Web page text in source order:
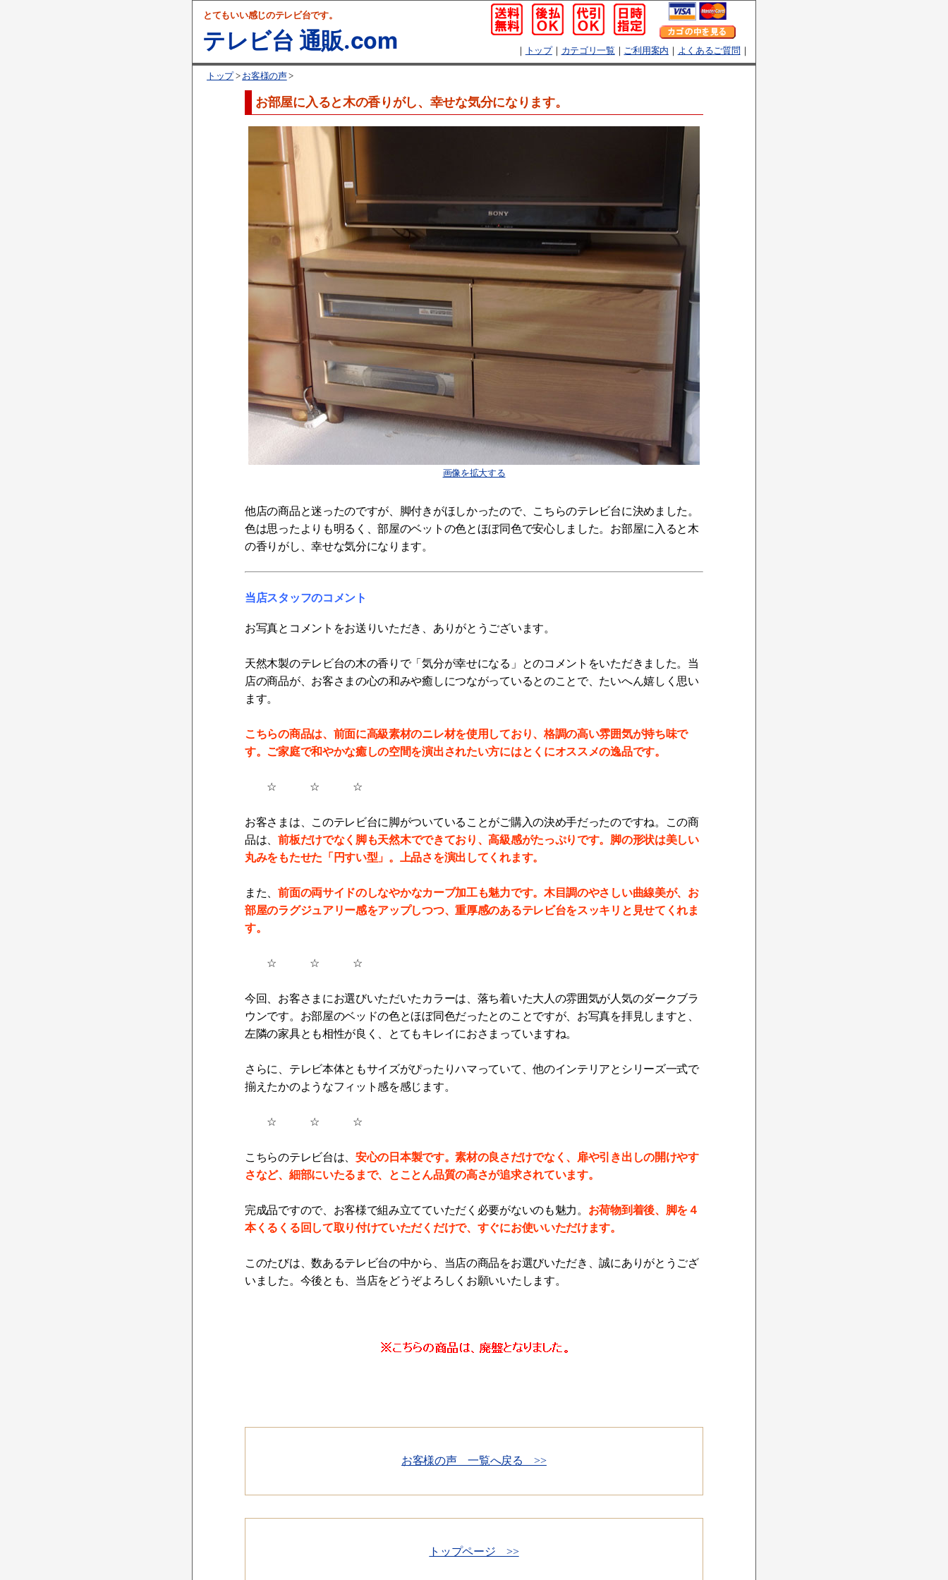
とてもいい感じのテレビ台です。
テレビ台 通販.com ｜ トップ｜ カテゴリ一覧 ｜ ご利用案内 ｜ よくあるご質問 ｜
トップ> お客様の声>
お部屋に入ると木の香りがし、幸せな気分になります。
画像を拡大する
他店の商品と迷ったのですが、脚付きがほしかったので、こちらのテレビ台に決めました。
色は思ったよりも明るく、部屋のベットの色とほぼ同色で安心しました。お部屋に入ると木
の香りがし、幸せな気分になります。
当店スタッフのコメント
お写真とコメントをお送りいただき、ありがとうございます。
天然木製のテレビ台の木の香りで「気分が幸せになる」とのコメントをいただきました。当
店の商品が、お客さまの心の和みや癒しにつながっているとのことで、たいへん嬉しく思い
ます。
こちらの商品は、前面に高級素材のニレ材を使用しており、格調の高い雰囲気が持ち味で
す。ご家庭で和やかな癒しの空間を演出されたい方にはとくにオススメの逸品です。
☆ ☆ ☆
お客さまは、このテレビ台に脚がついていることがご購入の決め手だったのですね。この商
品は、前板だけでなく脚も天然木でできており、高級感がたっぷりです。脚の形状は美しい
丸みをもたせた「円すい型」。上品さを演出してくれます。
また、前面の両サイドのしなやかなカーブ加工も魅力です。木目調のやさしい曲線美が、お
部屋のラグジュアリー感をアップしつつ、重厚感のあるテレビ台をスッキリと見せてくれま
す。
☆ ☆ ☆
今回、お客さまにお選びいただいたカラーは、落ち着いた大人の雰囲気が人気のダークブラ
ウンです。お部屋のベッドの色とほぼ同色だったとのことですが、お写真を拝見しますと、
左隣の家具とも相性が良く、とてもキレイにおさまっていますね。
さらに、テレビ本体ともサイズがぴったりハマっていて、他のインテリアとシリーズ一式で
揃えたかのようなフィット感を感じます。
☆ ☆ ☆
こちらのテレビ台は、 安心の日本製です。素材の良さだけでなく、扉や引き出しの開けやす
さなど、細部にいたるまで、とことん品質の高さが追求されています。
完成品ですので、お客様で組み立てていただく必要がないのも魅力。 お荷物到着後、脚を４
本くるくる回して取り付けていただくだけで、すぐにお使いいただけます。
このたびは、数あるテレビ台の中から、当店の商品をお選びいただき、誠にありがとうござ
いました。今後とも、当店をどうぞよろしくお願いいたします。
お客様の声 一覧へ戻る >>
トップページ >>